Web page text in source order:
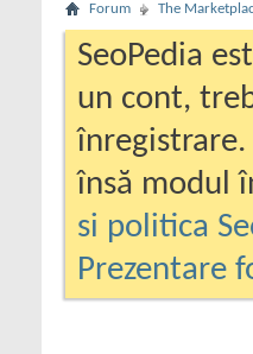
Forum The
SeoPedia
un cont,
însă modul
si politica
Prezentare